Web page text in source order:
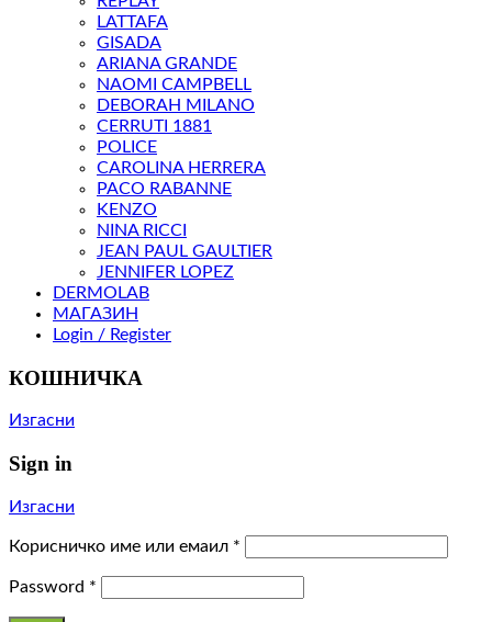
LATTAFA
GISADA
ARIANA GRANDE
NAOMI CAMPBELL
DEBORAH MILANO
CERRUTI 1881
POLICE
CAROLINA HERRERA
PACO RABANNE
KENZO
NINA RICCI
JEAN PAUL GAULTIER
JENNIFER LOPEZ
DERMOLAB
МАГАЗИН
Login / Register
КОШНИЧКА
Изгасни
Sign in
Изгасни
Корисничко име или емаил *
Password *